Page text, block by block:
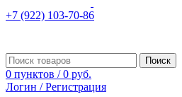
+7 (922) 103-70-86
Поиск
0 пунктов / 0 руб.
Логин / Регистрация